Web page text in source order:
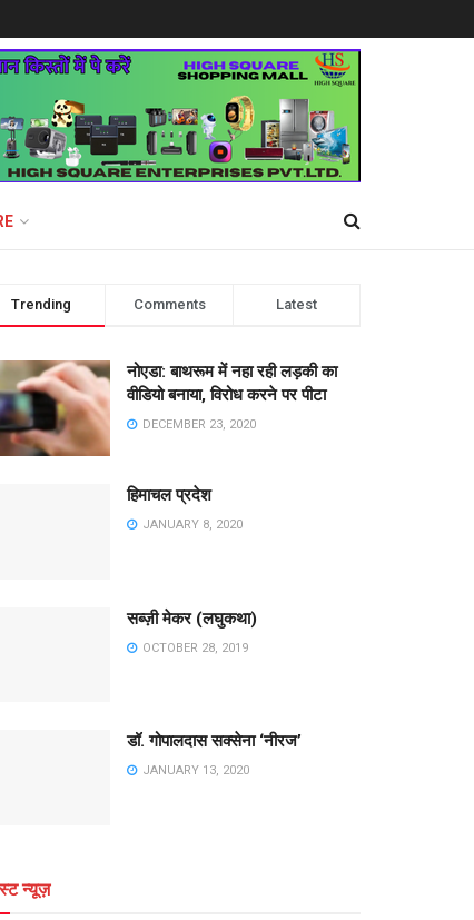
Trending Comments Latest
नोएडा: बाथरूम में नहा रही लड़की का
वीडियो बनाया, विरोध करने पर पीटा
DECEMBER 23, 2020
हिमाचल प्रदेश
JANUARY 8, 2020
सब्ज़ी मेकर (लघुकथा)
OCTOBER 28, 2019
डॉ. गोपालदास सक्सेना ‘नीरज’
JANUARY 13, 2020
न्यूज़